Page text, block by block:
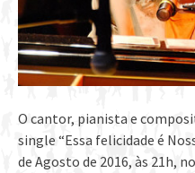
O cantor, pianista e
single “Essa felicidade é
de Agosto de 2016, às 21h,